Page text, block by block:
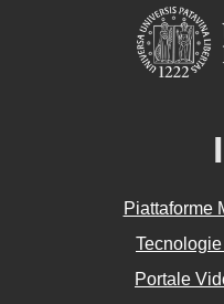
Piattaforme
Portale